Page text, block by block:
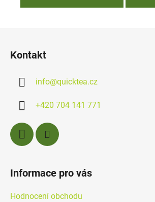
Kontakt
info@quicktea.cz
+420 704 141 771
Informace pro vás
Hodnocení obchodu